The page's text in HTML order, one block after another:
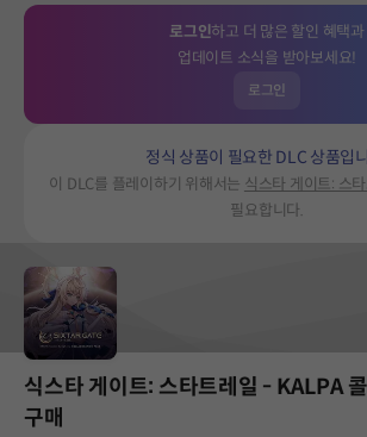
로그인하고 더 많은 할인 혜택과
업데이트 소식을 받아보세요!
로그인
정식 상품이 필요한 DLC 상품입
이 DLC를 플레이하기 위해서는 식스타 게이트: 스
필요합니다.
식스타 게이트: 스타트레일 - KALPA
구매